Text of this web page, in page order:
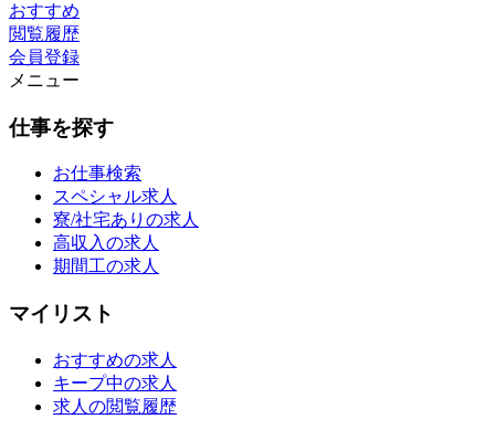
おすすめ
閲覧履歴
会員登録
メニュー
仕事を探す
お仕事検索
スペシャル求人
寮/社宅ありの求人
高収入の求人
期間工の求人
マイリスト
おすすめの求人
キープ中の求人
求人の閲覧履歴